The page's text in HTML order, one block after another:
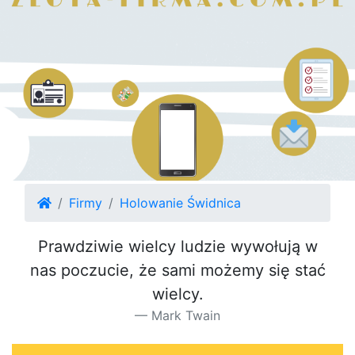
Firmy Holowanie Świdnica
Prawdziwie wielcy ludzie wywołują w
nas poczucie, że sami możemy się stać
wielcy.
Mark Twain